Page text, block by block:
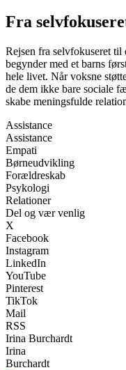
Fra
Rejsen fra selvfokuseret
begynder med et barns
hele livet. Når voksne
de dem ikke bare sociale
skabe meningsfulde
Assistance
Assistance
Empati
Børneudvikling
Forældreskab
Psykologi
Relationer
Del og vær venlig
X
Facebook
Instagram
LinkedIn
YouTube
Pinterest
TikTok
Mail
RSS
Irina Burchardt
Irina
Burchardt